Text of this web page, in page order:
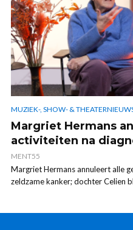
MUZIEK-, SHOW- &
Margriet Hermans
activiteiten na
MENT55
Margriet Hermans annuleert alle
zeldzame kanker; dochter Celien